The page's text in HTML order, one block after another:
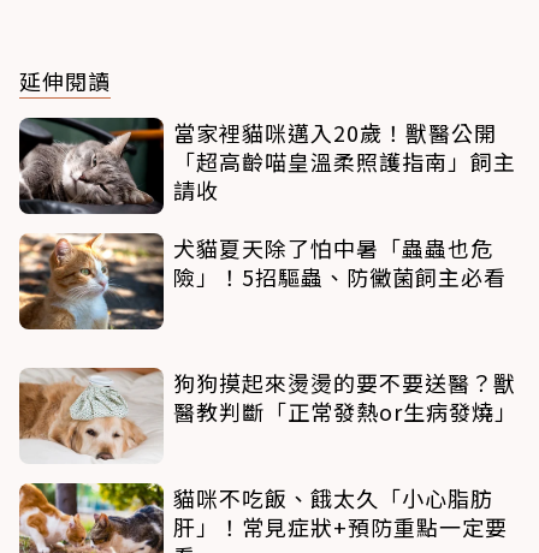
延伸閱讀
當家裡貓咪邁入20歲！獸醫公開
「超高齡喵皇溫柔照護指南」飼主
請收
犬貓夏天除了怕中暑「蟲蟲也危
險」！5招驅蟲、防黴菌飼主必看
狗狗摸起來燙燙的要不要送醫？獸
醫教判斷「正常發熱or生病發燒」
貓咪不吃飯、餓太久「小心脂肪
肝」！常見症狀+預防重點一定要